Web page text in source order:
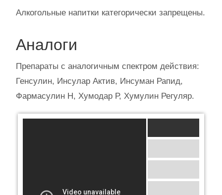
Алкогольные напитки категорически запрещены.
Аналоги
Препараты с аналогичным спектром действия:
Генсулин, Инсулар Актив, Инсуман Рапид,
Фармасулин Н, Хумодар Р, Хумулин Регуляр.